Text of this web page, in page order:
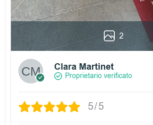
2
Clara Martinet
Proprietario verificato
5/5